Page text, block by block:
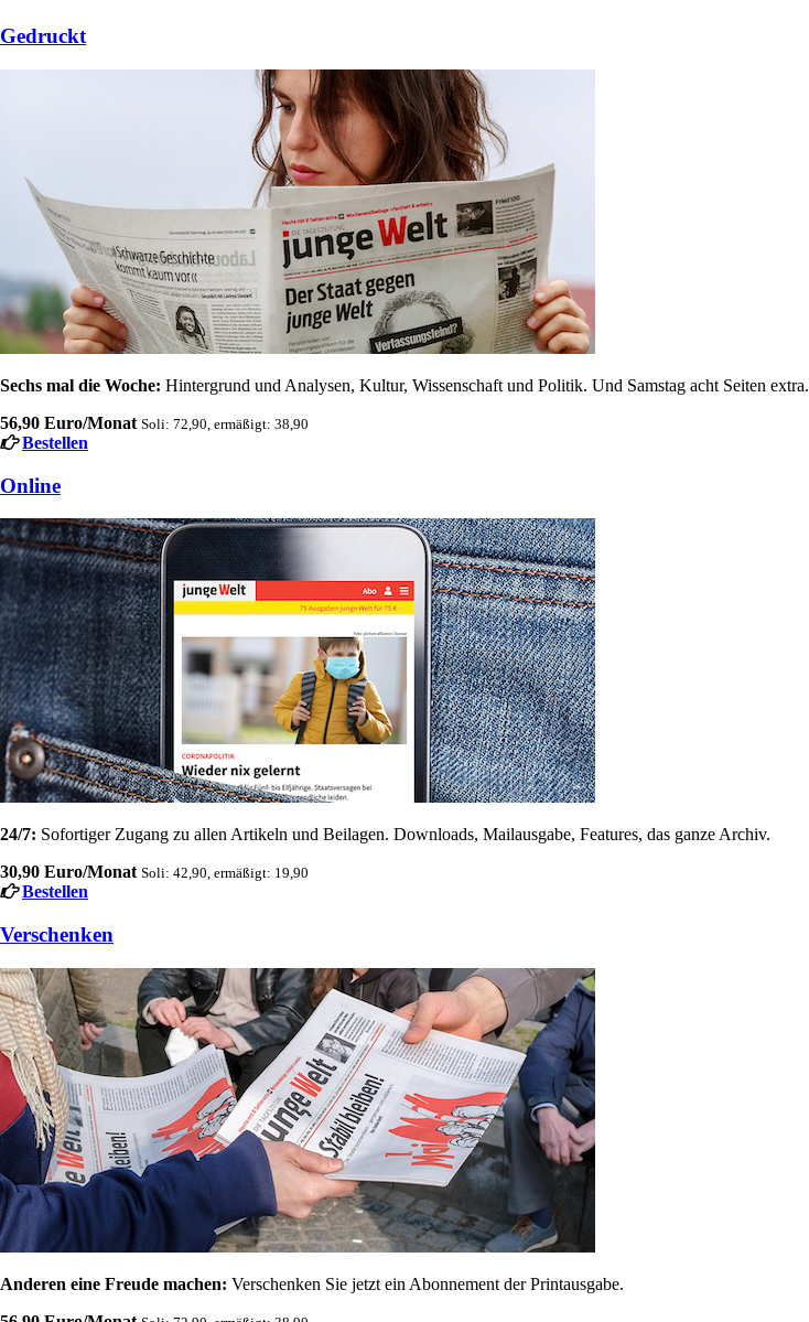
Gedruckt
Sechs mal die Woche: Hintergrund und Analysen, Kultur, Wissenschaft und Politik. Und Samstag acht Seiten extra.
56,90 Euro/Monat Soli: 72,90, ermäßigt: 38,90
Bestellen
Online
24/7: Sofortiger Zugang zu allen Artikeln und Beilagen. Downloads, Mailausgabe, Features, das ganze Archiv.
30,90 Euro/Monat Soli: 42,90, ermäßigt: 19,90
Bestellen
Verschenken
Anderen eine Freude machen: Verschenken Sie jetzt ein Abonnement der Printausgabe.